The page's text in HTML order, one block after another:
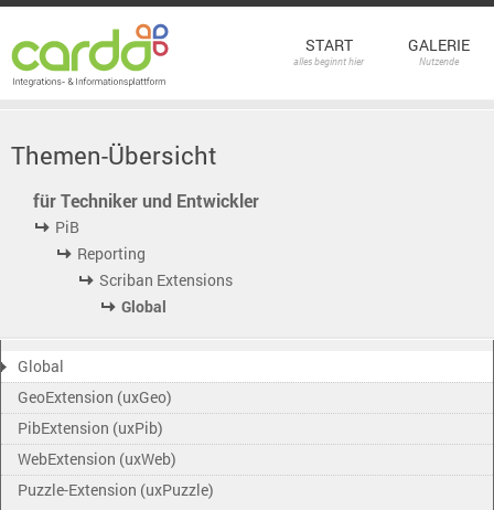
START
alles beginnt hier
GALERIE
Nutzende
Themen-Übersicht
für Techniker und Entwickler
PiB
Reporting
Scriban Extensions
Global
Global
GeoExtension (uxGeo)
PibExtension (uxPib)
WebExtension (uxWeb)
Puzzle-Extension (uxPuzzle)